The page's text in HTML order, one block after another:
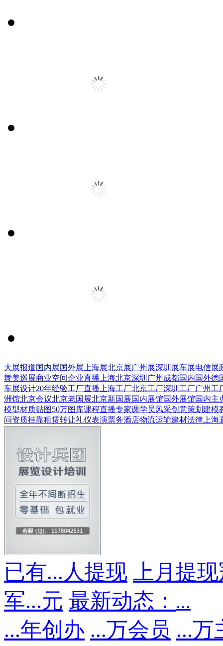
大展报道国内展国外展 上海展北京展广州展深圳展车展电信展
舞美巡展商业空间企业直播 上海北京深圳 广州 成都国内国外德
车展设计20年经验工厂直播 上海工厂北京工厂深圳工厂广州工
洲馆北京会议北京老国展北京新国展国内展馆国外展馆国内主
模型材质贴图50万图库课程直播专家课学员风采创意策划 建模
问资质挂靠租赁转让礼仪表演票务酒店物流运输建材法律 上海
已有... 人提现
上月提
军...元 最新动态： ...
...年创办 ...万会员 ...万